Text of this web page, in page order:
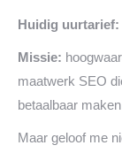
Huidig uurtarief:
Missie:
maatwerk SEO
betaalbaar
Maar geloof me